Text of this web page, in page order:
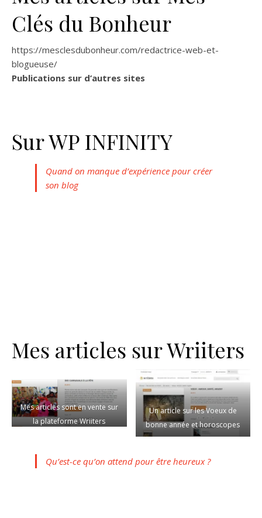
Clés du Bonheur
https://mesclesdubonheur.com/redactrice-web-et-
blogueuse/
Publications sur d’autres sites
Sur WP INFINITY
Quand on manque d’expérience pour créer
son blog
Mes articles sur Wriiters
Mes articles sont en vente sur
la plateforme Wriiters
Un article sur les Voeux de
bonne année et horoscopes
Qu’est-ce qu’on attend pour être heureux ?